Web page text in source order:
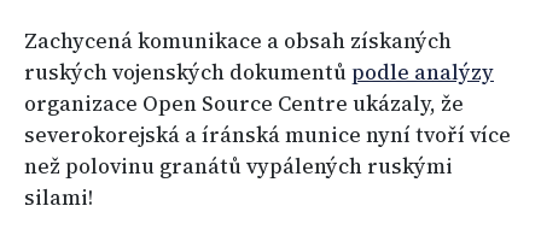
Zachycená komunikace a obsah získaných
ruských vojenských dokumentůpodle analýzy
organizace Open Source Centre ukázaly, že
severokorejská a íránská munice nyní tvoří více
než polovinu granátů vypálených ruskými
silami!